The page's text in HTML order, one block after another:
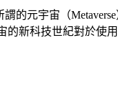
謂的元宇宙（
的新科技世紀對於使